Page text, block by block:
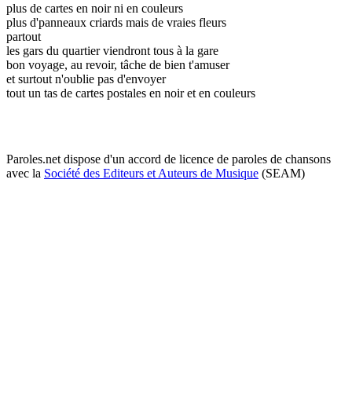
plus de cartes en noir ni en couleurs
plus d'panneaux criards mais de vraies fleurs
partout
les gars du quartier viendront tous à la gare
bon voyage, au revoir, tâche de bien t'amuser
et surtout n'oublie pas d'envoyer
tout un tas de cartes postales en noir et en couleurs
Paroles.net dispose d'un accord de licence de paroles de chansons
avec la Société des Editeurs et Auteurs de Musique (SEAM)